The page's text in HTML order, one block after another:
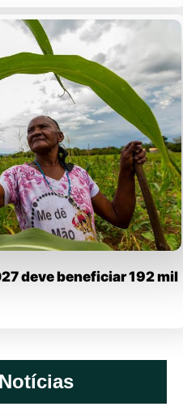
deve beneficiar 192 mil